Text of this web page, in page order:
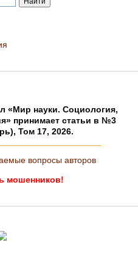
«Мир науки. Социология,
принимает статьи в №3
Том 17, 2026.
вопросы авторов
мошенников!